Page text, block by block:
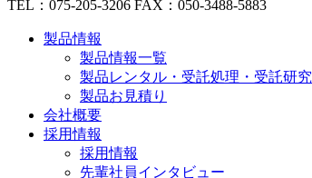
TEL：075-205-3206 FAX：050-3488-5883
製品情報
製品情報一覧
製品レンタル・受託処理・受託研究
製品お見積り
会社概要
採用情報
採用情報
先輩社員インタビュー